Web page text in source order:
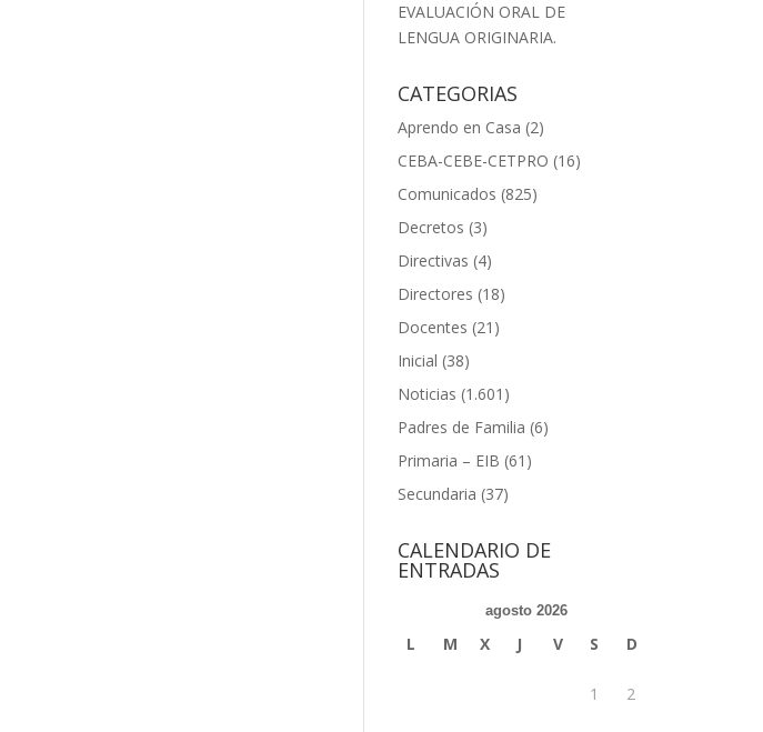
EVALUACIÓN ORAL DE
LENGUA ORIGINARIA.
CATEGORIAS
Aprendo en Casa (2)
CEBA-CEBE-CETPRO (16)
Comunicados (825)
Decretos (3)
Directivas (4)
Directores (18)
Docentes (21)
Inicial (38)
Noticias (1.601)
Padres de Familia (6)
Primaria – EIB (61)
Secundaria (37)
CALENDARIO DE
ENTRADAS
agosto 2026
L M X J V S D
1 2